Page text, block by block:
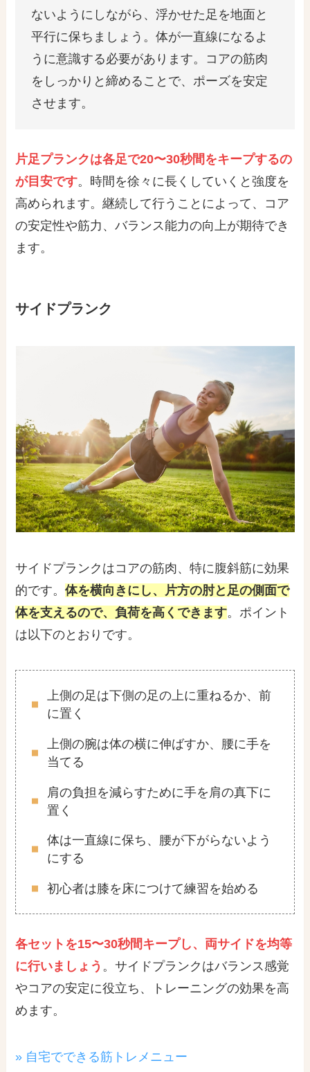
ないようにしながら、浮かせた足を地面と
平行に保ちましょう。体が一直線になるよ
うに意識する必要があります。コアの筋肉
をしっかりと締めることで、ポーズを安定
させます。
片足プランクは各足で20〜30秒間をキープするの
が目安です。時間を徐々に長くしていくと強度を
高められます。継続して行うことによって、コア
の安定性や筋力、バランス能力の向上が期待でき
ます。
サイドプランク
サイドプランクはコアの筋肉、特に腹斜筋に効果
的です。体を横向きにし、片方の肘と足の側面で
体を支えるので、負荷を高くできます。ポイント
は以下のとおりです。
上側の足は下側の足の上に重ねるか、前
に置く
上側の腕は体の横に伸ばすか、腰に手を
当てる
肩の負担を減らすために手を肩の真下に
置く
体は一直線に保ち、腰が下がらないよう
にする
初心者は膝を床につけて練習を始める
各セットを15〜30秒間キープし、両サイドを均等
に行いましょう 。サイドプランクはバランス感覚
やコアの安定に役立ち、トレーニングの効果を高
めます。
» 自宅でできる筋トレメニュー